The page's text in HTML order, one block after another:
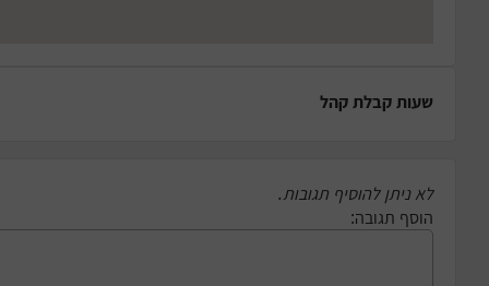
שעות קבלת קהל
לא ניתן להוסיף תגובות.
הוסף תגובה: